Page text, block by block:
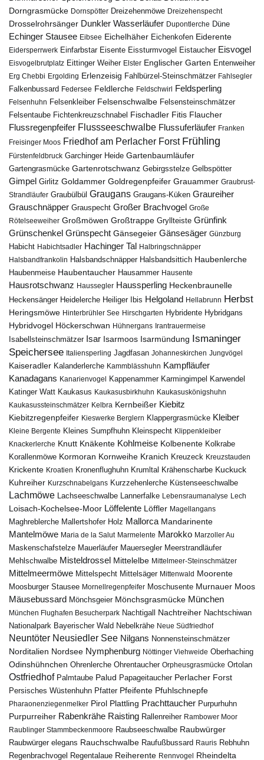
Dorngrasmücke Dornspötter Dreizehenmöwe Dreizehenspecht
Drosselrohrsänger Dunkler Wasserläufer Dupontlerche Düne
Echinger Stausee Eibsee Eichelhäher Eichenkofen Eiderente
Eidersperrwerk Einfarbstar Eisente Eissturmvogel Eistaucher Eisvogel
Eisvogelbrutplatz Eittinger Weiher Elster Englischer Garten Entenweiher
Erg Chebbi Ergolding Erlenzeisig Fahlbürzel-Steinschmätzer Fahlsegler
Falkenbussard Federsee Feldlerche Feldschwirl Feldsperling
Felsenhuhn Felsenkleiber Felsenschwalbe Felsensteinschmätzer
Felsentaube Fichtenkreuzschnabel Fischadler Fitis Flaucher
Flussregenpfeifer Flussseeschwalbe Flussuferläufer Franken
Freisinger Moos Friedhof am Perlacher Forst Frühling
Fürstenfeldbruck Garchinger Heide Gartenbaumläufer
Gartengrasmücke Gartenrotschwanz Gebirgsstelze Gelbspötter
Gimpel Girlitz Goldammer Goldregenpfeifer Grauammer Graubrust-
Strandläufer Graubülbül Graugans Graugans-Küken Graureiher
Grauschnäpper Grauspecht Großer Brachvogel Große
Rötelseeweiher Großmöwen Großtrappe Gryllteiste Grünfink
Grünschenkel Grünspecht Gänsegeier Gänsesäger Günzburg
Habicht Habichtsadler Hachinger Tal Halbringschnäpper
Halsbandfrankolin Halsbandschnäpper Halsbandsittich Haubenlerche
Haubenmeise Haubentaucher Hausammer Hausente
Hausrotschwanz Haussegler Haussperling Heckenbraunelle
Heckensänger Heidelerche Heiliger Ibis Helgoland Hellabrunn Herbst
Heringsmöwe Hinterbrühler See Hirschgarten Hybridente Hybridgans
Hybridvogel Höckerschwan Hühnergans Irantrauermeise
Isabellsteinschmätzer Isar Isarmoos Isarmündung Ismaninger
Speichersee Italiensperling Jagdfasan Johanneskirchen Jungvögel
Kaiseradler Kalanderlerche Kammblässhuhn Kampfläufer
Kanadagans Kanarienvogel Kappenammer Karmingimpel Karwendel
Katinger Watt Kaukasus Kaukasusbirkhuhn Kaukasuskönigshuhn
Kaukasussteinschmätzer Kelbra Kernbeißer Kiebitz
Kiebitzregenpfeifer Kieswerke Berglern Klappergrasmücke Kleiber
Kleine Bergente Kleines Sumpfhuhn Kleinspecht Klippenkleiber
Knackerlerche Knutt Knäkente Kohlmeise Kolbenente Kolkrabe
Korallenmöwe Kormoran Kornweihe Kranich Kreuzeck Kreuzstauden
Krickente Kroatien Kronenflughuhn Krumltal Krähenscharbe Kuckuck
Kuhreiher Kurzschnabelgans Kurzzehenlerche Küstenseeschwalbe
Lachmöwe Lachseeschwalbe Lannerfalke Lebensraumanalyse Lech
Loisach-Kochelsee-Moor Löffelente Löffler Magellangans
Maghreblerche Mallertshofer Holz Mallorca Mandarinente
Mantelmöwe Maria de la Salut Marmelente Marokko Marzoller Au
Maskenschafstelze Mauerläufer Mauersegler Meerstrandläufer
Mehlschwalbe Misteldrossel Mittelelbe Mittelmeer-Steinschmätzer
Mittelmeermöwe Mittelspecht Mittelsäger Mittenwald Moorente
Moosburger Stausee Mornellregenpfeifer Moschusente Murnauer Moos
Mäusebussard Mönchsgeier Mönchsgrasmücke München
München Flughafen Besucherpark Nachtigall Nachtreiher Nachtschiwan
Nationalpark Bayerischer Wald Nebelkrähe Neue Südfriedhof
Neuntöter Neusiedler See Nilgans Nonnensteinschmätzer
Norditalien Nordsee Nymphenburg Nöttinger Viehweide Oberhaching
Odinshühnchen Ohrenlerche Ohrentaucher Orpheusgrasmücke Ortolan
Ostfriedhof Palmtaube Palud Papageitaucher Perlacher Forst
Persisches Wüstenhuhn Pfatter Pfeifente Pfuhlschnepfe
Pharaonenziegenmelker Pirol Plattling Prachttaucher Purpurhuhn
Purpurreiher Rabenkrähe Raisting Rallenreiher Rambower Moor
Raublinger Stammbeckenmoore Raubseeschwalbe Raubwürger
Raubwürger elegans Rauchschwalbe Raufußbussard Rauris Rebhuhn
Regenbrachvogel Regentalaue Reiherente Rennvogel Rheindelta